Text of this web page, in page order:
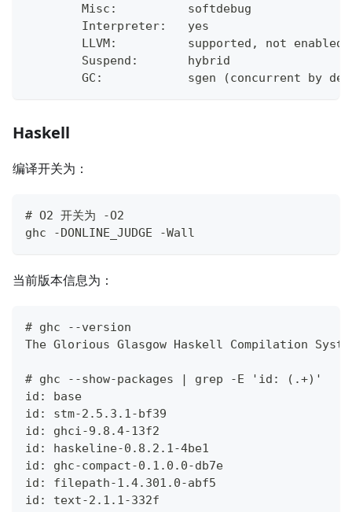
        Misc:          softdebug
        Interpreter:   yes
        LLVM:          supported, not enabled.
        Suspend:       hybrid
GC:            sgen (concurrent by
Haskell
编译开关为：
# O2 开关为 -O2
ghc -DONLINE_JUDGE -Wall
当前版本信息为：
# ghc --version
The Glorious Glasgow Haskell Compilation
# ghc --show-packages | grep -E 'id: (.+)'
id: base
id: stm-2.5.3.1-bf39
id: ghci-9.8.4-13f2
id: haskeline-0.8.2.1-4be1
id: ghc-compact-0.1.0.0-db7e
id: filepath-1.4.301.0-abf5
id: text-2.1.1-332f